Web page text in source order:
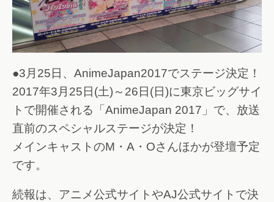
●3月25日、AnimeJapan2017でステージ決定！
2017年3月25日(土)～26日(日)に東京ビッグサイ
トで開催される「AnimeJapan 2017」で、放送
直前のスペシャルステージが決定！
メインキャストのM・A・Oさんほかが登壇予定
です。
続報は、アニメ公式サイトやAJ公式サイトで決